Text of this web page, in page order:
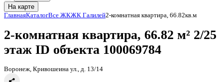
На карте
Главная КаталогВсе ЖКЖК Галилей